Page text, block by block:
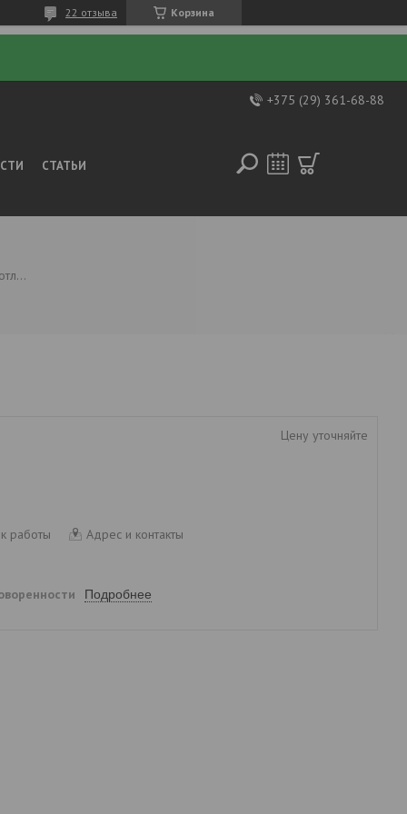
Корзина
22 отзыва
+375 (29) 361-68-88
СТАТЬИ
Пульт управления тэн котла partnёr
Цену уточняйте
работы Адрес и контакты
Подробнее